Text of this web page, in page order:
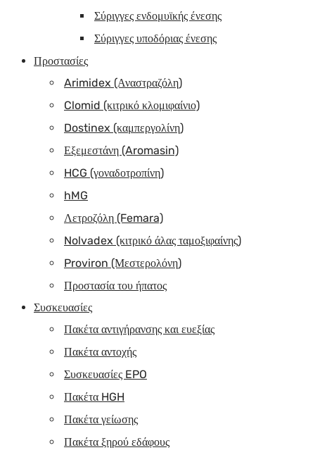
Σύριγγες ενδομυϊκής ένεσης
Σύριγγες υποδόριας ένεσης
Προστασίες
Arimidex (Αναστραζόλη)
Clomid (κιτρικό κλομιφαίνιο)
Dostinex (καμπεργολίνη)
Εξεμεστάνη (Aromasin)
HCG (γοναδοτροπίνη)
hMG
Λετροζόλη (Femara)
Nolvadex (κιτρικό άλας ταμοξιφαίνης)
Proviron (Μεστερολόνη)
Προστασία του ήπατος
Συσκευασίες
Πακέτα αντιγήρανσης και ευεξίας
Πακέτα αντοχής
Συσκευασίες EPO
Πακέτα HGH
Πακέτα γείωσης
Πακέτα ξηρού εδάφους